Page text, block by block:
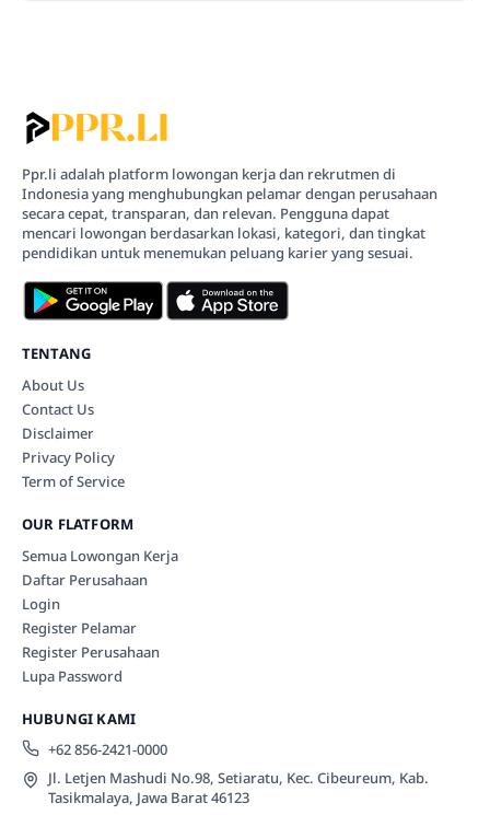
Ppr.li adalah platform lowongan kerja dan rekrutmen di
Indonesia yang menghubungkan pelamar dengan perusahaan
secara cepat, transparan, dan relevan. Pengguna dapat
mencari lowongan berdasarkan lokasi, kategori, dan tingkat
pendidikan untuk menemukan peluang karier yang sesuai.
TENTANG
About Us
Contact Us
Disclaimer
Privacy Policy
Term of Service
OUR FLATFORM
Semua Lowongan Kerja
Daftar Perusahaan
Login
Register Pelamar
Register Perusahaan
Lupa Password
HUBUNGI KAMI
+62 856-2421-0000
Jl. Letjen Mashudi No.98, Setiaratu, Kec. Cibeureum, Kab.
Tasikmalaya, Jawa Barat 46123